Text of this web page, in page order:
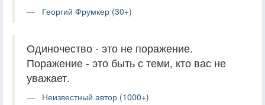
Георгий Фрумкер (30+)
Одиночество - это не поражение.
Поражение - это быть с теми, кто вас не
уважает.
Неизвестный автор (1000+)